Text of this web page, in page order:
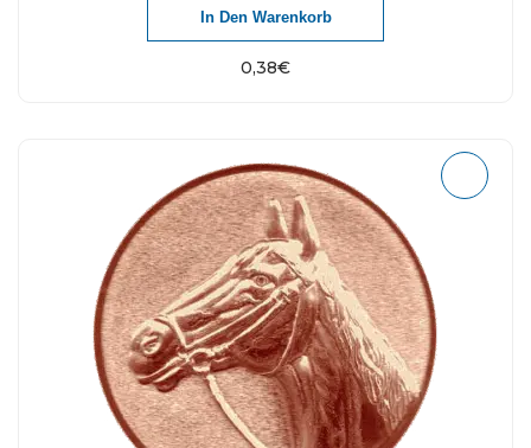
0,38€
In Den Warenkorb